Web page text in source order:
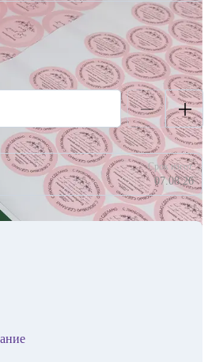
Срок изгот.
07.08.26